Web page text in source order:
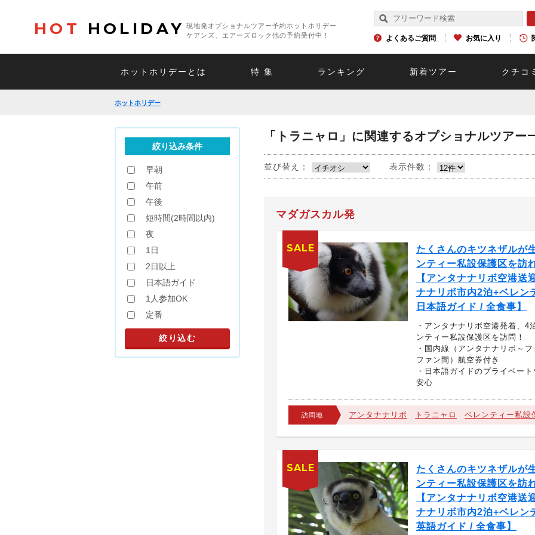
HOT HOLIDAY
現地発オプショナルツアー予約ホットホリデー
ケアンズ、エアーズロック他の予約受付中！
よくあるご質問 お気に入り
ホットホリデーとは 特 集 ランキング 新着ツアー クチコ
ホットホリデー
「トラニャロ」に関連するオプショナルツアー
並び替え： 表示件数：
マダガスカル発
たくさんのキツネザルが
ンティー私設保護区を訪
【アンタナナリボ空港送
ナナリボ市内2泊+ベレン
日本語ガイド / 全食事】
・アンタナナリボ空港発着、4
ンティー私設保護区を訪問！
・国内線（アンタナナリボ～
ファン間）航空券付き
・日本語ガイドのプライベー
安心
訪問地 アンタナナリボ トラニャロ ベレンティー私設
SALE
たくさんのキツネザルが
ンティー私設保護区を訪
【アンタナナリボ空港送
ナナリボ市内2泊+ベレン
英語ガイド / 全食事】
SALE
絞り込み条件
早朝
午前
午後
短時間(2時間以内)
夜
1日
2日以上
日本語ガイド
1人参加OK
定番